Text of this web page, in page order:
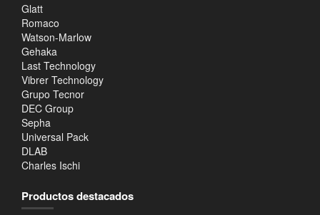
Glatt
Romaco
Watson-Marlow
Gehaka
Last Technology
Vibrer Technology
Grupo Tecnor
DEC Group
Sepha
Universal Pack
DLAB
Charles Ischi
Productos destacados